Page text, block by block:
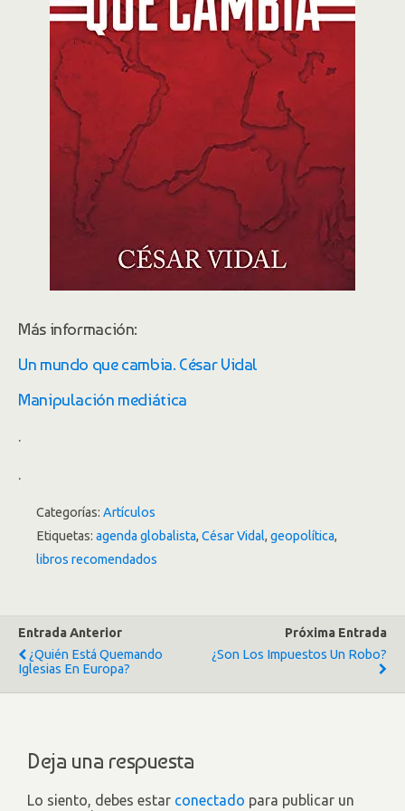
Más información:
Un mundo que cambia. César Vidal
Manipulación mediática
.
.
Categorías: Artículos
Etiquetas: agenda globalista, César Vidal, geopolítica,
libros recomendados
Entrada Anterior
¿Quién Está Quemando
Iglesias En Europa?
Próxima Entrada
¿Son Los Impuestos Un Robo?
Deja una respuesta
Lo siento, debes estar conectado para publicar un